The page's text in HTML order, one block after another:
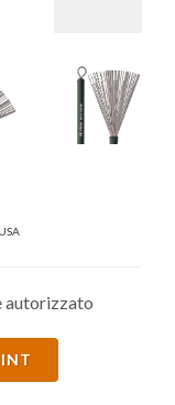
autorizzato